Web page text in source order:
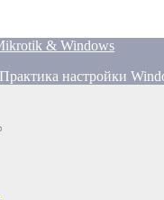
& Windows
настройки